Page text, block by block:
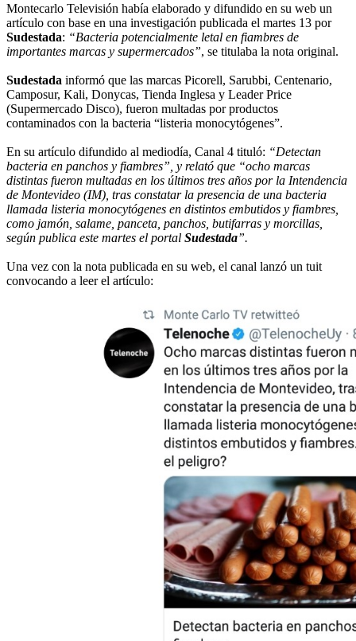
Montecarlo Televisión había elaborado y difundido en su web un
artículo con base en una investigación publicada el martes 13 por
Sudestada: “Bacteria potencialmente letal en fiambres de
importantes marcas y supermercados”, se titulaba la nota original.
Sudestada informó que las marcas Picorell, Sarubbi, Centenario,
Camposur, Kali, Donycas, Tienda Inglesa y Leader Price
(Supermercado Disco), fueron multadas por productos
contaminados con la bacteria “listeria monocytógenes”.
En su artículo difundido al mediodía, Canal 4 tituló: “Detectan
bacteria en panchos y fiambres”, y relató que “ocho marcas
distintas fueron multadas en los últimos tres años por la Intendencia
de Montevideo (IM), tras constatar la presencia de una bacteria
llamada listeria monocytógenes en distintos embutidos y fiambres,
como jamón, salame, panceta, panchos, butifarras y morcillas,
según publica este martes el portal Sudestada”.
Una vez con la nota publicada en su web, el canal lanzó un tuit
convocando a leer el artículo: